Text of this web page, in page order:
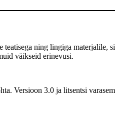
ning lingiga materjalile,
väikseid erinevusi.
Versioon 3.0 ja litsentsi